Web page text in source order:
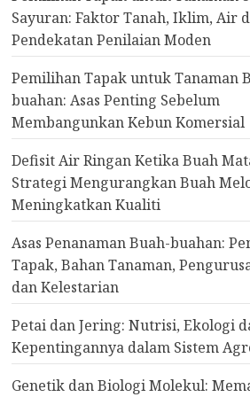
Sayuran: Faktor Tanah, Iklim, Air
Pendekatan Penilaian Moden
Pemilihan Tapak untuk Tanaman
buahan: Asas Penting Sebelum
Membangunkan Kebun Komersial
Defisit Air Ringan Ketika Buah
Strategi Mengurangkan Buah
Meningkatkan Kualiti
Asas Penanaman Buah-buahan:
Tapak, Bahan Tanaman,
dan Kelestarian
Petai dan Jering: Nutrisi, Ekologi
Kepentingannya dalam Sistem
Genetik dan Biologi Molekul: